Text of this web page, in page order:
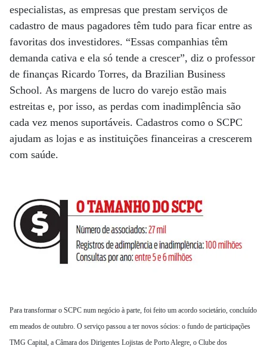
especialistas, as empresas que prestam serviços de
cadastro de maus pagadores têm tudo para ficar entre as
favoritas dos investidores. “Essas companhias têm
demanda cativa e ela só tende a crescer”, diz o professor
de finanças Ricardo Torres, da Brazilian Business
School. As margens de lucro do varejo estão mais
estreitas e, por isso, as perdas com inadimplência são
cada vez menos suportáveis. Cadastros como o SCPC
ajudam as lojas e as instituições financeiras a crescerem
com saúde.
Para transformar o SCPC num negócio à parte, foi feito um acordo societário, concluído
em meados de outubro. O serviço passou a ter novos sócios: o fundo de participações
TMG Capital, a Câmara dos Dirigentes Lojistas de Porto Alegre, o Clube dos